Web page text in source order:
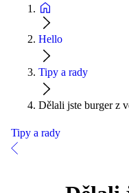
Hello
Tipy a rady
Dělali jste burger z
Tipy a rady